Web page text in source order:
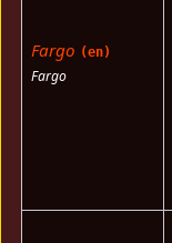
Fargo (en)
Fargo